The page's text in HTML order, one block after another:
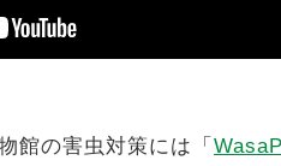
館の害虫対策には「